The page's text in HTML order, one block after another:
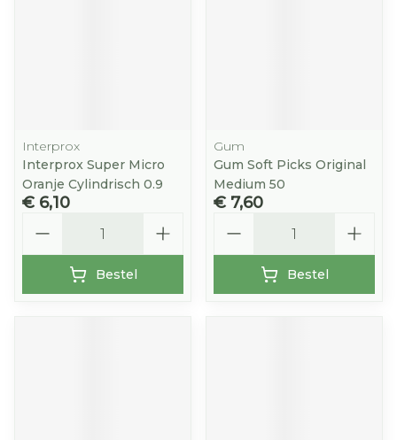
Interprox
Interprox Super Micro
Oranje Cylindrisch 0.9
€ 6,10
Bestel
Gum
Gum Soft Picks Original
Medium 50
€ 7,60
Bestel